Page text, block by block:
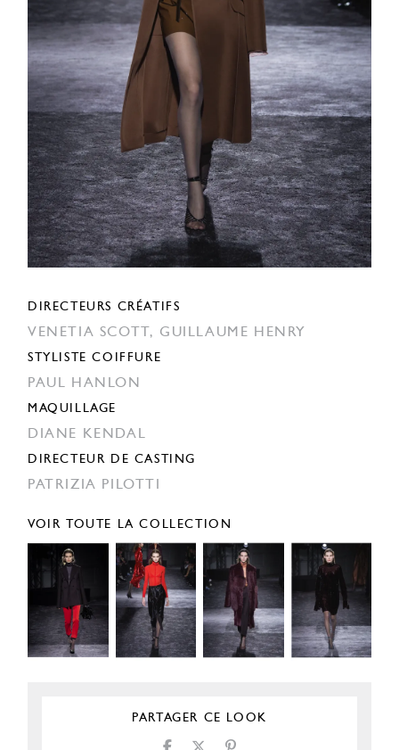
DIRECTEURS CRÉATIFS
VENETIA SCOTT, GUILLAUME HENRY
STYLISTE COIFFURE
PAUL HANLON
MAQUILLAGE
DIANE KENDAL
DIRECTEUR DE CASTING
PATRIZIA PILOTTI
VOIR TOUTE LA COLLECTION
PARTAGER CE LOOK